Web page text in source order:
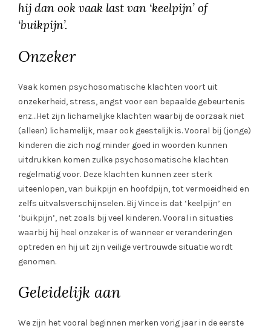
hij dan ook vaak last van ‘keelpijn’ of
‘buikpijn’.
Onzeker
Vaak komen psychosomatische klachten voort uit
onzekerheid, stress, angst voor een bepaalde gebeurtenis
enz…Het zijn lichamelijke klachten waarbij de oorzaak niet
(alleen) lichamelijk, maar ook geestelijk is. Vooral bij (jonge)
kinderen die zich nog minder goed in woorden kunnen
uitdrukken komen zulke psychosomatische klachten
regelmatig voor. Deze klachten kunnen zeer sterk
uiteenlopen, van buikpijn en hoofdpijn, tot vermoeidheid en
zelfs uitvalsverschijnselen. Bij Vince is dat ‘keelpijn’ en
‘buikpijn’, net zoals bij veel kinderen. Vooral in situaties
waarbij hij heel onzeker is of wanneer er veranderingen
optreden en hij uit zijn veilige vertrouwde situatie wordt
genomen.
Geleidelijk aan
We zijn het vooral beginnen merken vorig jaar in de eerste